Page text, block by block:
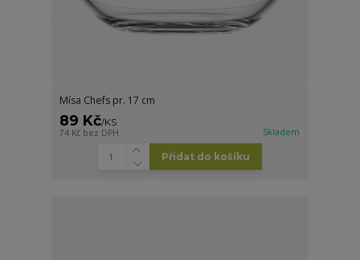
Mísa Chefs pr. 17 cm
89 Kč/KS
74 Kč bez DPH Skladem
Přidat do košíku